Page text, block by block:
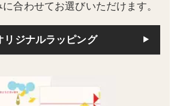
合わせてお選びいただけます。
リジナルラッピング